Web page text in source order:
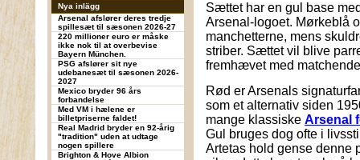
Nya inlägg
Arsenal afslører deres tredje
spillesæt til sæsonen 2026-27
220 millioner euro er måske
ikke nok til at overbevise
Bayern München.
PSG afslører sit nye
udebanesæt til sæsonen 2026-
2027
Mexico bryder 96 års
forbandelse
Med VM i hælene er
billetpriserne faldet!
Real Madrid bryder en 92-årig
"tradition" uden at udtage
nogen spillere
Brighton & Hove Albion
Sættet har en gul base
Arsenal-logoet. Mørkeblå
manchetterne, mens
striber. Sættet vil blive
fremhævet med
Rød er Arsenals
som et alternativ siden
mange klassiske Arsenal
Gul bruges dog ofte i
Artetas hold gense denne